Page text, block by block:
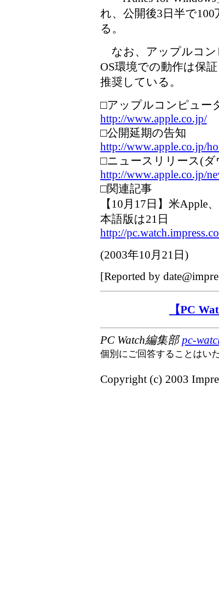
れ、公開後3日半で
る。
なお、アップルコン
OS環境での動作は保
推奨している。
□アップルコンピュー
http://www.apple.co.jp/
□公開延期の告知
http://www.apple.co.jp/
□ニュースリリース(ダ
http://www.apple.co.jp/
□関連記事
【10月17日】米Apple
本語版は21日
http://
(2003年10月21日 )
[Reported by
【PC
PC Watch編集部pc-
個別にご回答することはい
Copyright (c) 2003